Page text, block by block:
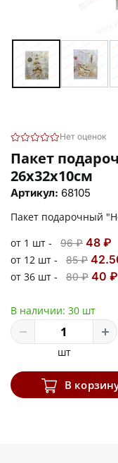
Нет оценок
Пакет
26х32х10см
Артикул: 68105
Пакет подарочный
от 1 шт -
96 ₽ 48 ₽
от 12 шт - 85 ₽
от 36 шт - 80 ₽ 40 ₽
В наличии: 30 шт
шт
В